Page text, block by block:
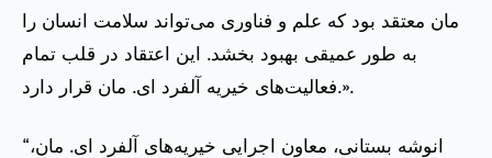
مان معتقد بود که علم و فناوری می‌تواند سلامت انسان را
به طور عمیقی بهبود بخشد. این اعتقاد در قلب تمام
فعالیت‌های خیریه آلفرد ای. مان قرار دارد.».
“انوشه بستانی، معاون اجرایی خیریه‌های آلفرد ای. مان،